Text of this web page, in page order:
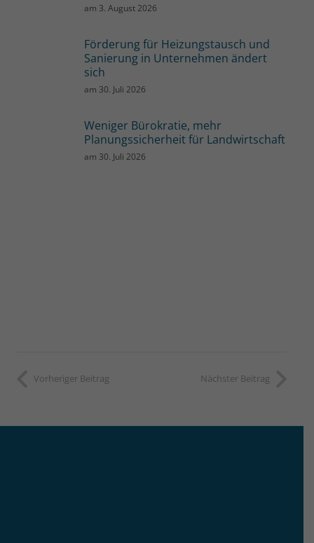
am 3. August 2026
Förderung für Heizungstausch und
Sanierung in Unternehmen ändert
sich
am 30. Juli 2026
Weniger Bürokratie, mehr
Planungssicherheit für Landwirtschaft
am 30. Juli 2026
Vorheriger Beitrag Nächster Beitrag